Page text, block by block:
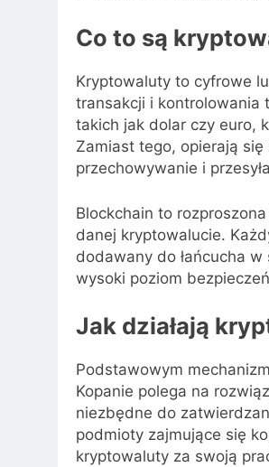
Co to są
Kryptowaluty to cyfrowe
transakcji i kontrolowania
takich jak dolar czy euro,
Zamiast tego, opierają
przechowywanie i
Blockchain to
danej kryptowalucie.
dodawany do łańcucha
wysoki poziom
Jak działają
Podstawowym
Kopanie polega na
niezbędne do
podmioty zajmujące się
kryptowaluty za swoją